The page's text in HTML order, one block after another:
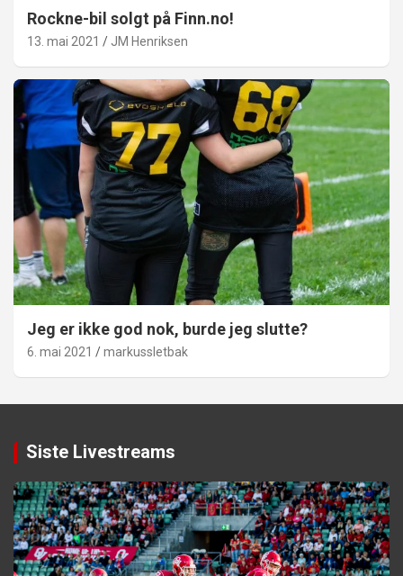
Rockne-bil solgt på Finn.no!
13. mai 2021 JM Henriksen
Jeg er ikke god nok, burde jeg slutte?
6. mai 2021 markussletbak
Siste Livestreams